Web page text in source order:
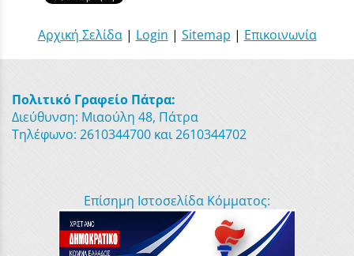
Αρχική Σελίδα| Login | Sitemap | Επικοινωνία
Πολιτικό Γραφείο Πάτρα:
Διεύθυνση: Μιαούλη 48, Πάτρα
Τηλέφωνο: 2610344700 και 2610344702
Επίσημη Ιστοσελίδα Κόμματος: